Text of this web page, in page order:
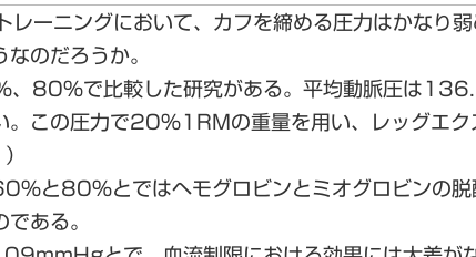
ーニングにおいて、カフを締める圧力はかなり
のだろうか。
80%で比較した研究がある。平均動脈圧
。この圧力で20%1RMの重量を用い、レッ
と80%とではヘモグロビンとミオグロビンの
ある。